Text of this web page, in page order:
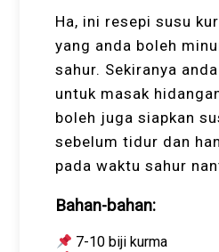
Ha, ini resepi susu
yang anda boleh
sahur. Sekiranya
untuk masak
boleh juga siapkan
sebelum tidur dan
pada waktu sahur
Bahan-bahan:
7-10 biji kurma